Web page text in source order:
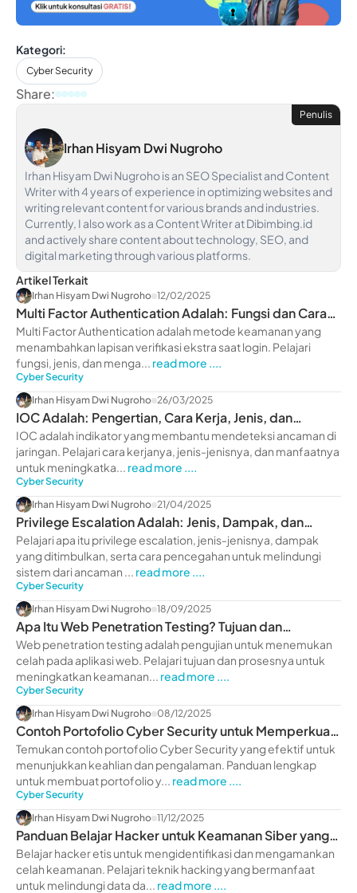
Kategori:
Cyber Security
Share:
Penulis
Irhan Hisyam Dwi Nugroho
Irhan Hisyam Dwi Nugroho is an SEO Specialist and Content
Writer with 4 years of experience in optimizing websites and
writing relevant content for various brands and industries.
Currently, I also work as a Content Writer at Dibimbing.id
and actively share content about technology, SEO, and
digital marketing through various platforms.
Artikel Terkait
Irhan Hisyam Dwi Nugroho 12/02/2025
Multi Factor Authentication Adalah: Fungsi dan Cara
Aktifkan
Multi Factor Authentication adalah metode keamanan yang
menambahkan lapisan verifikasi ekstra saat login. Pelajari
fungsi, jenis, dan menga... read more ....
Cyber Security
Irhan Hisyam Dwi Nugroho 26/03/2025
IOC Adalah: Pengertian, Cara Kerja, Jenis, dan
Manfaatnya
IOC adalah indikator yang membantu mendeteksi ancaman di
jaringan. Pelajari cara kerjanya, jenis-jenisnya, dan manfaatnya
untuk meningkatka... read more ....
Cyber Security
Irhan Hisyam Dwi Nugroho 21/04/2025
Privilege Escalation Adalah: Jenis, Dampak, dan
Pencegahan
Pelajari apa itu privilege escalation, jenis-jenisnya, dampak
yang ditimbulkan, serta cara pencegahan untuk melindungi
sistem dari ancaman ... read more ....
Cyber Security
Irhan Hisyam Dwi Nugroho 18/09/2025
Apa Itu Web Penetration Testing? Tujuan dan
Prosesnya
Web penetration testing adalah pengujian untuk menemukan
celah pada aplikasi web. Pelajari tujuan dan prosesnya untuk
meningkatkan keamanan... read more ....
Cyber Security
Irhan Hisyam Dwi Nugroho 08/12/2025
Contoh Portofolio Cyber Security untuk Memperkuat
Karier
Temukan contoh portofolio Cyber Security yang efektif untuk
menunjukkan keahlian dan pengalaman. Panduan lengkap
untuk membuat portofolio y... read more ....
Cyber Security
Irhan Hisyam Dwi Nugroho 11/12/2025
Panduan Belajar Hacker untuk Keamanan Siber yang
Kuat
Belajar hacker etis untuk mengidentifikasi dan mengamankan
celah keamanan. Pelajari teknik hacking yang bermanfaat
untuk melindungi data da... read more ....